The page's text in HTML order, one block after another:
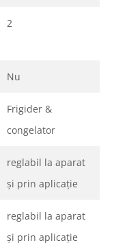
2
Nu
Frigider &
congelator
reglabil la aparat
şi prin aplicaţie
reglabil la aparat
şi prin aplicaţie